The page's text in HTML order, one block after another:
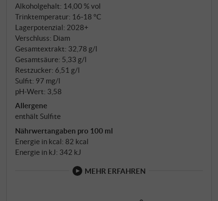
regionaler Seele. SUPERIORE.DE
Alkoholgehalt: 14,00 % vol
Trinktemperatur: 16‑18 °C
Lagerpotenzial: 2028+
Verschluss: Diam
Gesamtextrakt: 32,78 g/l
Gesamtsäure: 5,33 g/l
Restzucker: 6,51 g/l
Sulfit: 97 mg/l
pH-Wert: 3,58
Allergene
enthält Sulfite
Nährwertangaben pro 100 ml
Energie in kcal: 82 kcal
Energie in kJ: 342 kJ
MEHR ERFAHREN